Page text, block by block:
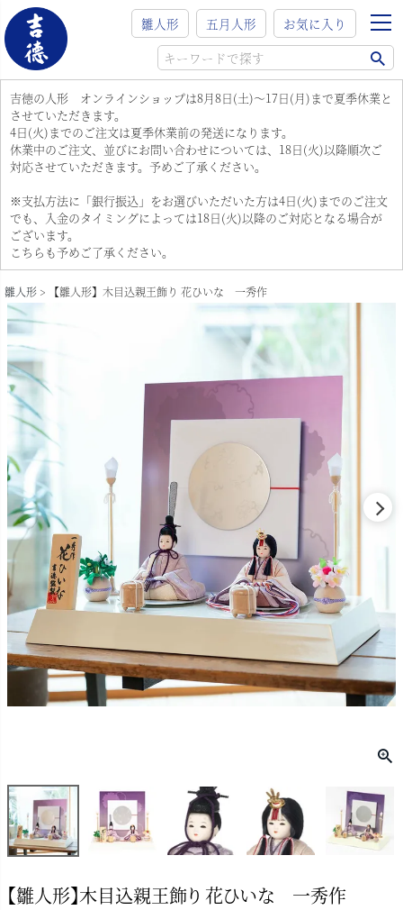
雛人形 五月人形 お気に入り
吉徳の人形 オンラインショップは8月8日(土)～17日(月)まで夏季休業と
させていただきます。
4日(火)までのご注文は夏季休業前の発送になります。
休業中のご注文、並びにお問い合わせについては、18日(火)以降順次ご
対応させていただきます。予めご了承ください。
※支払方法に「銀行振込」をお選びいただいた方は4日(火)までのご注文
でも、入金のタイミングによっては18日(火)以降のご対応となる場合が
ございます。
こちらも予めご了承ください。
雛人形 【雛人形】木目込親王飾り 花ひいな 一秀作
【雛人形】木目込親王飾り 花ひいな 一秀作